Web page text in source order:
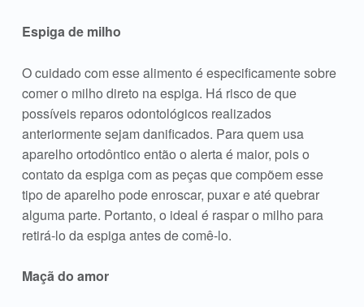
Espiga de milho
O cuidado com esse alimento é especificamente sobre
comer o milho direto na espiga. Há risco de que
possíveis reparos odontológicos realizados
anteriormente sejam danificados. Para quem usa
aparelho ortodôntico então o alerta é maior, pois o
contato da espiga com as peças que compõem esse
tipo de aparelho pode enroscar, puxar e até quebrar
alguma parte. Portanto, o ideal é raspar o milho para
retirá-lo da espiga antes de comê-lo.
Maçã do amor